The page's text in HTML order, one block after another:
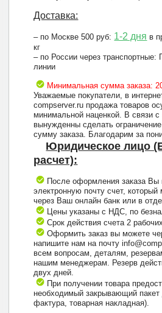
Доставка:
– по Москве 500 руб: 1-2 дня в
кг
– по России через
линии
Минимальная сумма заказа:
Уважаемые покупатели, в
compserver.ru продажа товаров
минимальной наценкой. В связи
вынужденны сделать
сумму заказа. Благодарим за
Юридическое лицо
расчет):
После оформления заказа Вы
электронную почту счет,
через Ваш онлайн банк или в
Цены указаны с НДС, по
Срок действия счета 2
Оформить заказ вы можете
напишите нам на почту
всем вопросам, деталям,
нашим менеджерам. Резерв
двух дней.
При получении товара
необходимый закрывающий пакет
фактура, товарная накладная).